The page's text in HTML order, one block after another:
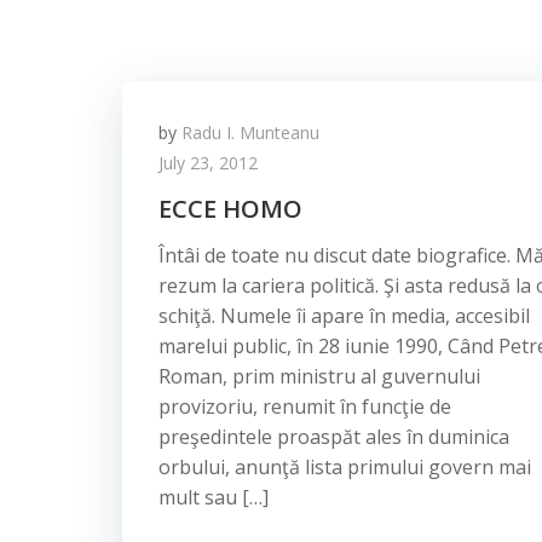
by Radu I. Munteanu
July 23, 2012
ECCE HOMO
Întâi de toate nu discut date biografice. Mă
rezum la cariera politică. Şi asta redusă la
schiţă. Numele îi apare în media, accesibil
marelui public, în 28 iunie 1990, Când
Roman, prim ministru al guvernului
provizoriu, renumit în funcţie de
preşedintele proaspăt ales în duminica
orbului, anunţă lista primului govern mai
mult sau […]